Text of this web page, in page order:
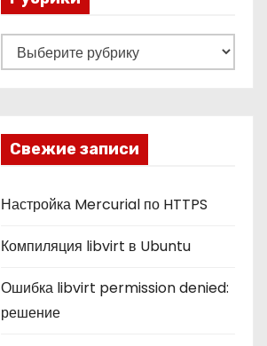
у
к
и
Свежие записи
Настройка Mercurial по HTTPS
Компиляция libvirt в Ubuntu
Ошибка libvirt permission denied:
решение